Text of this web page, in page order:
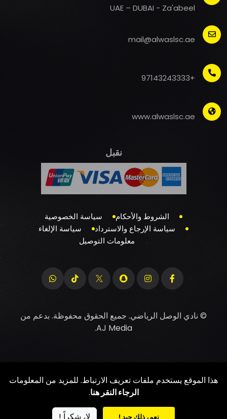
UAE – DUBAI - Za'abeel
mail@alwaslsc.ae
+97143243333
www.alwaslsc.ae
نقبل
الشروط والأحكام
سياسة الخصوصية
سياسة الإرجاع والاسترداد
سياسة الإلغاء
معلومات التوصيل
© نادي الوصل الرياضي. جميع الحقوق محفوظة. بدعم من
AJ Media
.
هذا الموقع يستخدم ملفات تعريف الارتباط. للمزيد من المعلومات
الرجاء النقر هنا.
نعم، ذلك جيد ! لا، شكراً !